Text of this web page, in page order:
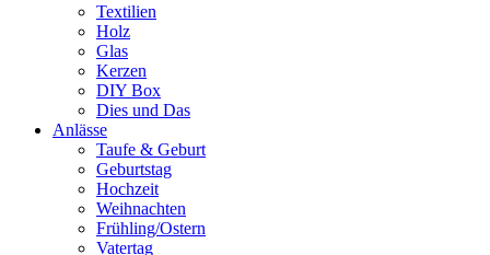
Textilien
Holz
Glas
Kerzen
DIY Box
Dies und Das
Anlässe
Taufe & Geburt
Geburtstag
Hochzeit
Weihnachten
Frühling/Ostern
Vatertag